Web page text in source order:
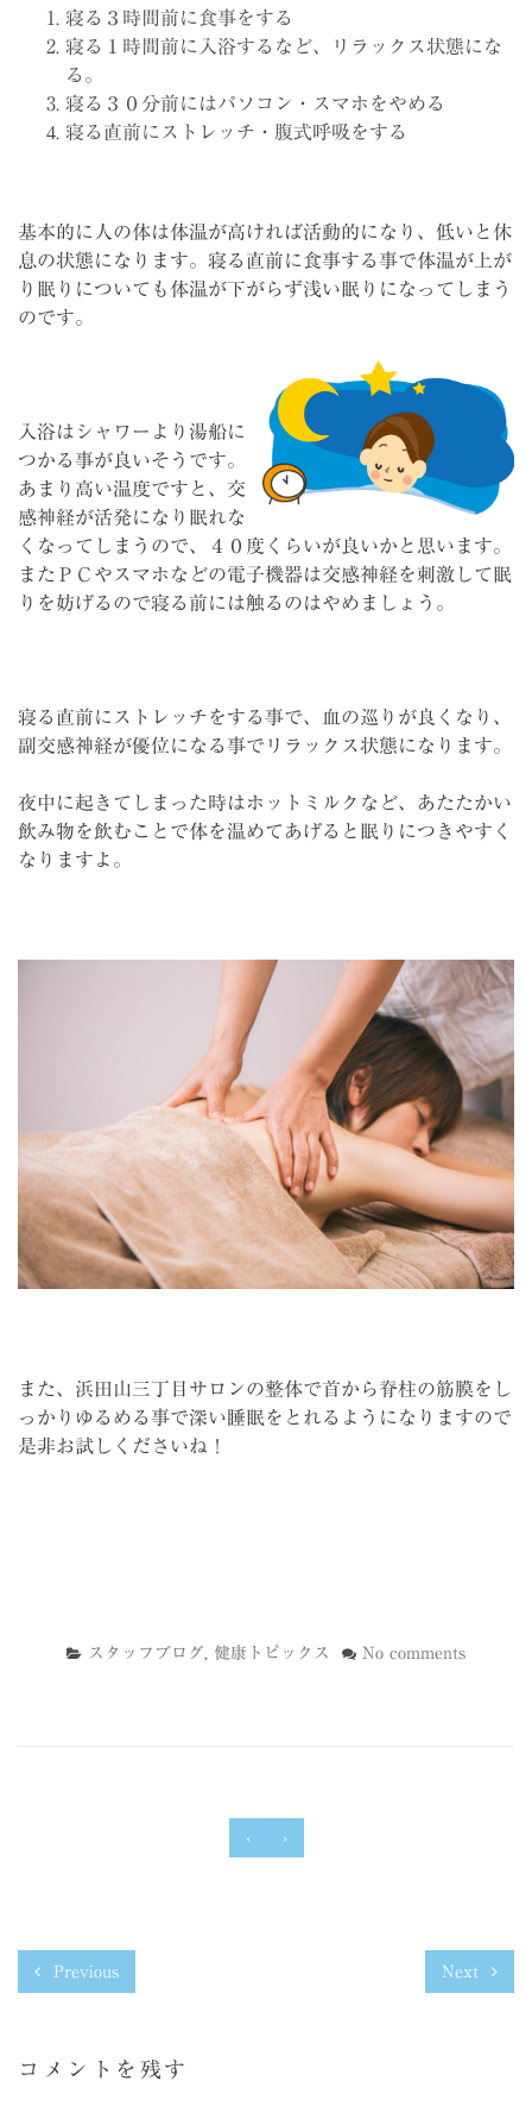
寝る３時間前に食事をする
寝る１時間前に入浴するなど、リラックス状態にな
る。
寝る３０分前にはパソコン・スマホをやめる
寝る直前にストレッチ・腹式呼吸をする
基本的に人の体は体温が高ければ活動的になり、低いと休
息の状態になります。寝る直前に食事する事で体温が上が
り眠りについても体温が下がらず浅い眠りになってしまう
のです。
入浴はシャワーより湯船に
つかる事が良いそうです。
あまり高い温度ですと、交
感神経が活発になり眠れな
くなってしまうので、４０度くらいが良いかと思います。
またＰＣやスマホなどの電子機器は交感神経を刺激して眠
りを妨げるので寝る前には触るのはやめましょう。
寝る直前にストレッチをする事で、血の巡りが良くなり、
副交感神経が優位になる事でリラックス状態になります。
夜中に起きてしまった時はホットミルクなど、あたたかい
飲み物を飲むことで体を温めてあげると眠りにつきやすく
なりますよ。
また、浜田山三丁目サロンの整体で首から脊柱の筋膜をし
っかりゆるめる事で深い睡眠をとれるようになりますので
是非お試しくださいね！
スタッフブログ, 健康トピックス No comments
‹ ›
Previous Next
コメントを残す